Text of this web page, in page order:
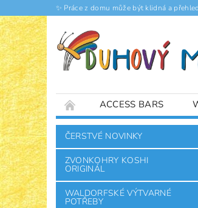
✨ Práce z domu může být klidná a
ACCESS BARS
ČLÁNKY
ČERSTVÉ NOVINKY
ZVONKOHRY KOSHI
ORIGINÁL
WALDORFSKÉ VÝTVARNÉ
POTŘEBY